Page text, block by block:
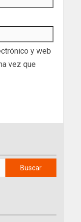
y web
vez que
Buscar